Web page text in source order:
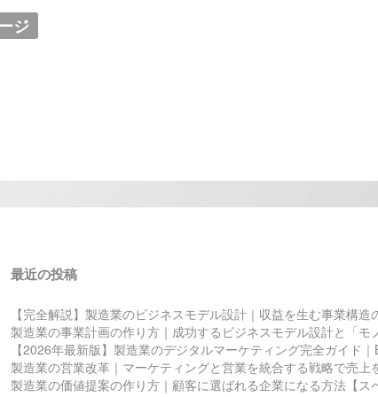
ジ
最近の投稿
【完全解説】製造業のビジネスモデル設計｜収益を生む事業構
製造業の事業計画の作り方｜成功するビジネスモデル設計と「
【2026年最新版】製造業のデジタルマーケティング完全ガイド
製造業の営業改革｜マーケティングと営業を統合する戦略で売上
製造業の価値提案の作り方｜顧客に選ばれる企業になる方法【ス